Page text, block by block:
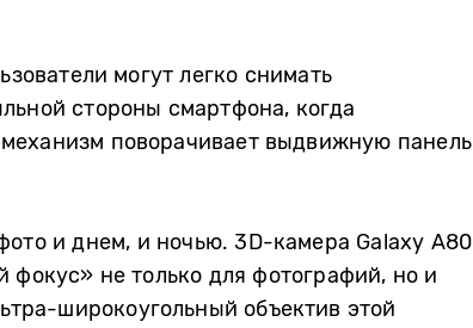
могут легко снимать
стороны смартфона, когда
поворачивает выдвижную панель
и днем, и ночью. 3D-камера Galaxy A80
не только для фотографий, но и
широкоугольный объектив этой